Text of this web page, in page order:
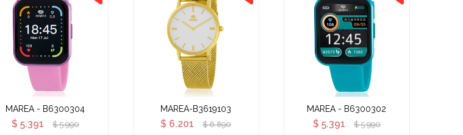
MAREA - B6300304
$ 5.391 $ 5.990
MAREA-B3619103
$ 6.201 $ 6.890
MAREA - B6300302
$ 5.391 $ 5.990